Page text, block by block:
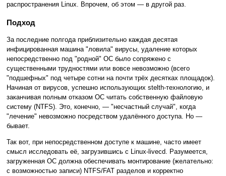
распространения Linux. Впрочем, об этом — в другой раз.
Подход
За последние полгода приблизительно каждая десятая
инфицированная машина "ловила" вирусы, удаление которых
непосредственно под "родной" ОС было сопряжено с
существенными трудностями или вовсе невозможно (всего
"подшефных" под четыре сотни на почти трёх десятках площадок).
Начиная от вирусов, успешно использующих stelth-технологию, и
заканчивая полным отказом ОС читать собственную файловую
систему (NTFS). Это, конечно, — "несчастный случай", когда
"лечение" невозможно посредством удалённого доступа. Но —
бывает.
Так вот, при непосредственном доступе к машине, часто имеет
смысл исследовать её, загрузившись с Linux-livecd. Разумеется,
загруженная ОС должна обеспечивать монтирование (желательно:
с возможностью записи) NTFS/FAT разделов и корректно